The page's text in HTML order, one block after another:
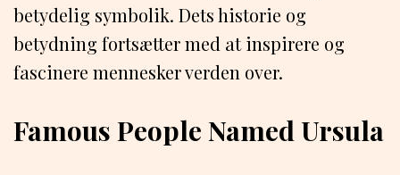
betydelig symbolik. Dets historie og
betydning fortsætter med at inspirere og
fascinere mennesker verden over.
Famous People Named Ursula